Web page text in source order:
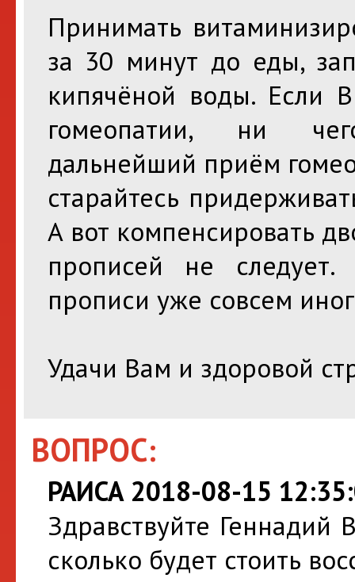
Принимать
за 30 минут до еды,
кипячёной воды. Если
гомеопатии, ни
дальнейший приём
старайтесь
А вот компенсировать
прописей не
прописи уже совсем
Удачи Вам и здоровой
ВОПРОС:
РАИСА 2018-08-15
Здравствуйте Геннадий
сколько будет стоить